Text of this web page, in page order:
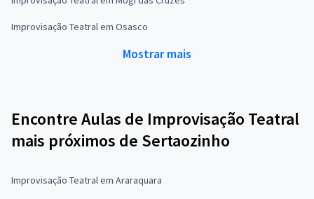
Improvisação Teatral em Osasco
Mostrar mais
Encontre Aulas de Improvisação Teatral
mais próximos de Sertaozinho
Improvisação Teatral em Araraquara